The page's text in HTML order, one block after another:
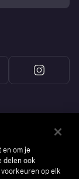
en om je
delen ook
op elk